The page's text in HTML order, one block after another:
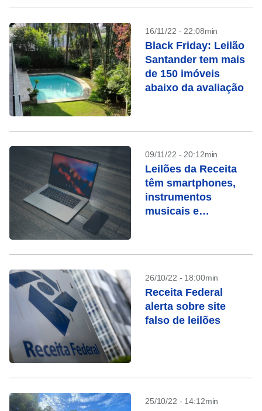
16/11/22 - 22:08min
Black Friday: Leilão
Santander tem mais
de 150 imóveis
abaixo da avaliação
09/11/22 - 20:12min
Leilões da Receita
têm smartphones,
instrumentos
musicais e
26/10/22 - 18:00min
Receita Federal
alerta sobre site
falso de leilões
25/10/22 - 14:12min